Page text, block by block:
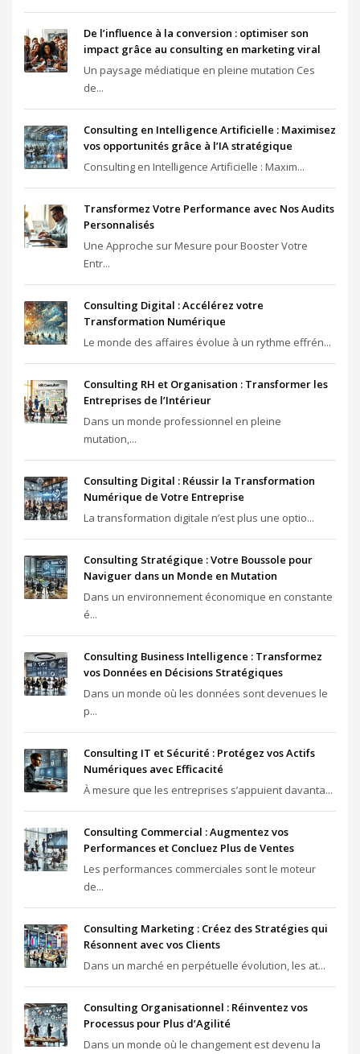
De l’influence à la conversion : optimiser son
impact grâce au consulting en marketing viral
Un paysage médiatique en pleine mutation Ces
de...
Consulting en Intelligence Artificielle : Maximisez
vos opportunités grâce à l’IA stratégique
Consulting en Intelligence Artificielle : Maxim...
Transformez Votre Performance avec Nos Audits
Personnalisés
Une Approche sur Mesure pour Booster Votre
Entr...
Consulting Digital : Accélérez votre
Transformation Numérique
Le monde des affaires évolue à un rythme effrén...
Consulting RH et Organisation : Transformer les
Entreprises de l’Intérieur
Dans un monde professionnel en pleine
mutation,...
Consulting Digital : Réussir la Transformation
Numérique de Votre Entreprise
La transformation digitale n’est plus une optio...
Consulting Stratégique : Votre Boussole pour
Naviguer dans un Monde en Mutation
Dans un environnement économique en constante
é...
Consulting Business Intelligence : Transformez
vos Données en Décisions Stratégiques
Dans un monde où les données sont devenues le
p...
Consulting IT et Sécurité : Protégez vos Actifs
Numériques avec Efficacité
À mesure que les entreprises s’appuient davanta...
Consulting Commercial : Augmentez vos
Performances et Concluez Plus de Ventes
Les performances commerciales sont le moteur
de...
Consulting Marketing : Créez des Stratégies qui
Résonnent avec vos Clients
Dans un marché en perpétuelle évolution, les at...
Consulting Organisationnel : Réinventez vos
Processus pour Plus d’Agilité
Dans un monde où le changement est devenu la